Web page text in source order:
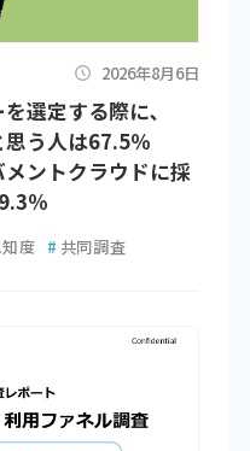
2026年8月6日
選定する際に､
う人は67.5％
ントクラウドに採
％
度 # 共同調査